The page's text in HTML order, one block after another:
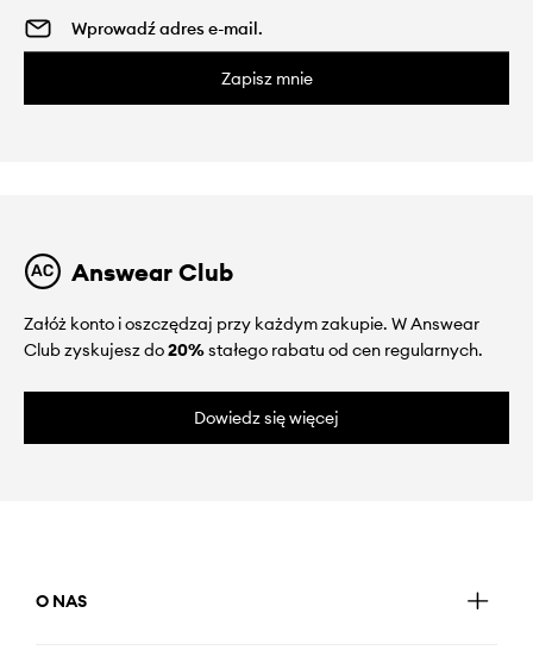
Zapisz mnie
Answear Club
Załóż konto i oszczędzaj przy każdym zakupie. W Answear
Club zyskujesz do20%stałego rabatu od cen regularnych.
Dowiedz się więcej
O NAS